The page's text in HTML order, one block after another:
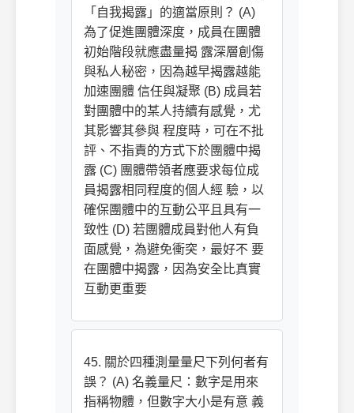
「自我揭露」的適當原則？ (A)
為了促進團體深度，成員在團體
初始階段就應盡量揭 露深層創傷
與私人秘密，因為越早揭露越能
加速團體 信任與凝聚 (B) 成員若
對團體中的某人持續有感覺，尤
其影響其參與 程度時，可在不批
評、不指責的方式下於團體中揭
露 (C) 團體帶領者應要求每位成
員揭露相同程度的個人經 驗，以
確保團體中的互動公平且具有一
致性 (D) 若團體成員對他人有負
面感覺，為避免衝突，最好不 要
在團體中揭露，因為安全比真實
互動更重要
45. 關於四種測量量尺下列何者有
誤？ (A) 名義量尺：數字是用來
指稱物體，但數字大小是有意 義